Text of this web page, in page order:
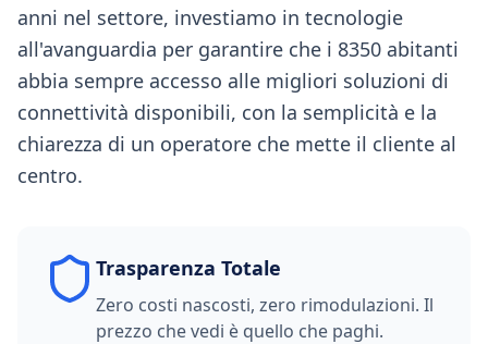
anni nel settore, investiamo in tecnologie
all'avanguardia per garantire che i 8350 abitanti
abbia sempre accesso alle migliori soluzioni di
connettività disponibili, con la semplicità e la
chiarezza di un operatore che mette il cliente al
centro.
Trasparenza Totale
Zero costi nascosti, zero rimodulazioni. Il
prezzo che vedi è quello che paghi.